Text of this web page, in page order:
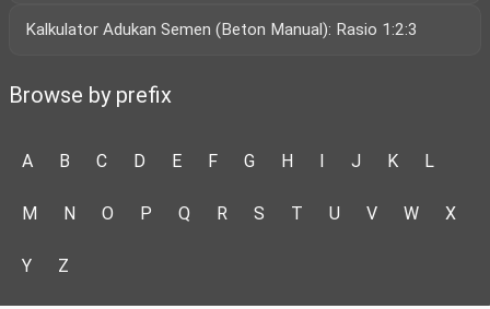
Kalkulator Adukan Semen (Beton Manual): Rasio 1:2:3
Browse by prefix
A B C D E F G H I J K L
M N O P Q R S T U V W X
Y Z